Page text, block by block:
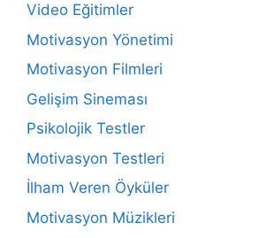
Video Eğitimler
Motivasyon Yönetimi
Motivasyon Filmleri
Gelişim Sineması
Psikolojik Testler
Motivasyon Testleri
İlham Veren Öyküler
Motivasyon Müzikleri